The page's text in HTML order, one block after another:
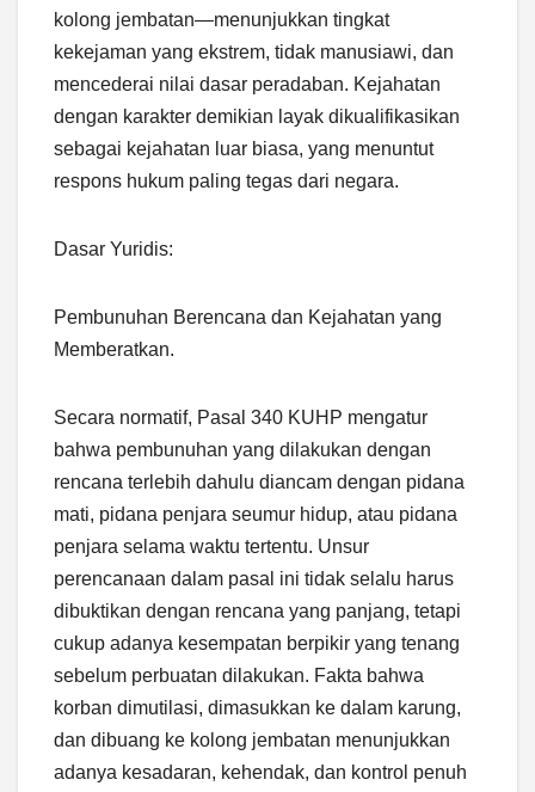
kolong jembatan—menunjukkan tingkat
kekejaman yang ekstrem, tidak manusiawi, dan
mencederai nilai dasar peradaban. Kejahatan
dengan karakter demikian layak dikualifikasikan
sebagai kejahatan luar biasa, yang menuntut
respons hukum paling tegas dari negara.
Dasar Yuridis:
Pembunuhan Berencana dan Kejahatan yang
Memberatkan.
Secara normatif, Pasal 340 KUHP mengatur
bahwa pembunuhan yang dilakukan dengan
rencana terlebih dahulu diancam dengan pidana
mati, pidana penjara seumur hidup, atau pidana
penjara selama waktu tertentu. Unsur
perencanaan dalam pasal ini tidak selalu harus
dibuktikan dengan rencana yang panjang, tetapi
cukup adanya kesempatan berpikir yang tenang
sebelum perbuatan dilakukan. Fakta bahwa
korban dimutilasi, dimasukkan ke dalam karung,
dan dibuang ke kolong jembatan menunjukkan
adanya kesadaran, kehendak, dan kontrol penuh